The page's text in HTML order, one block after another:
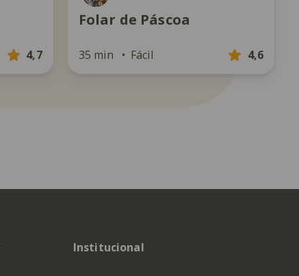
4,7
Folar de Páscoa
35 min Fácil 4,6
Institucional